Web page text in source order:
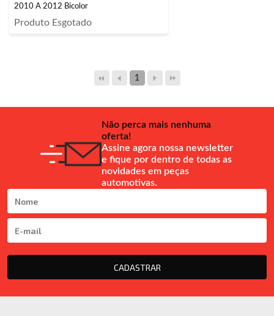
2010 A 2012 Bicolor
Produto Esgotado
1
Não perca mais nenhuma
oferta!
Assine agora nossa newsletter
e fique por dentro de todas as
novidades em peças
automotivas.
CADASTRAR